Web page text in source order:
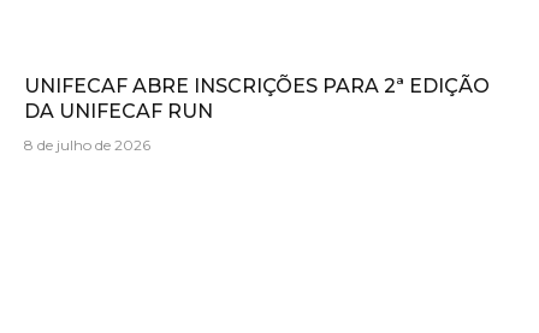
UNIFECAF ABRE INSCRIÇÕES PARA 2ª EDIÇÃO
DA UNIFECAF RUN
8 de julho de 2026